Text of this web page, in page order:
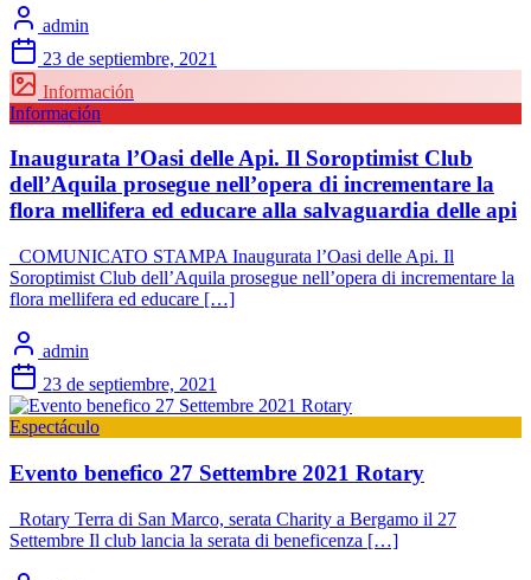
admin
23 de septiembre, 2021
Información
Información
Inaugurata l’Oasi delle Api. Il Soroptimist Club
dell’Aquila prosegue nell’opera di incrementare la
flora mellifera ed educare alla salvaguardia delle api
COMUNICATO STAMPA Inaugurata l’Oasi delle Api. Il
Soroptimist Club dell’Aquila prosegue nell’opera di incrementare la
flora mellifera ed educare […]
admin
23 de septiembre, 2021
Espectáculo
Evento benefico 27 Settembre 2021 Rotary
Rotary Terra di San Marco, serata Charity a Bergamo il 27
Settembre Il club lancia la serata di beneficenza […]